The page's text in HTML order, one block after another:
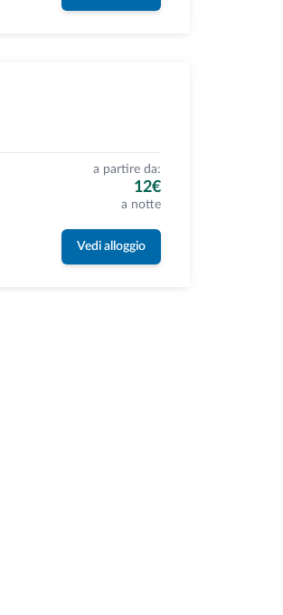
a partire da:
12€
a notte
Vedi alloggio